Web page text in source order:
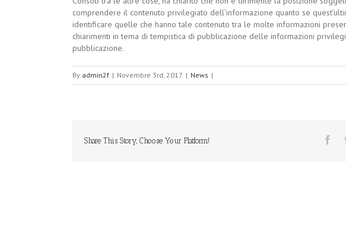
comprendere il contenuto privilegiato dell’informazione quanto se
identificare quelle che hanno tale contenuto tra le molte informazioni
chiarimenti in tema di tempistica di pubblicazione delle informazioni
pubblicazione.
By admin2f | Novembre 3rd, 2017 | News |
Share This Story, Choose Your Platform!